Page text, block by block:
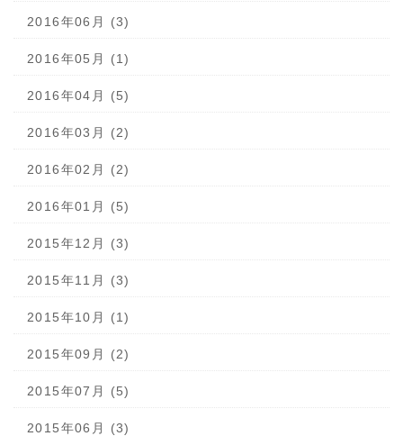
2016年06月 (3)
2016年05月 (1)
2016年04月 (5)
2016年03月 (2)
2016年02月 (2)
2016年01月 (5)
2015年12月 (3)
2015年11月 (3)
2015年10月 (1)
2015年09月 (2)
2015年07月 (5)
2015年06月 (3)